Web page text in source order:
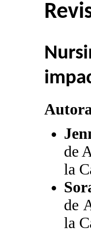
de
la
de
la